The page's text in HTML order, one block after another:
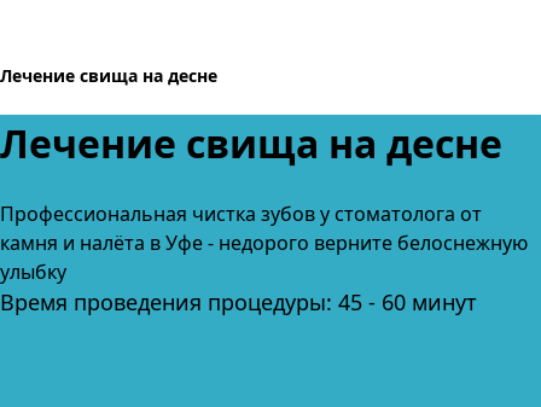
Лечение свища на десне
Лечение свища на десне
Профессиональная чистка зубову стоматолога от
камня и налёта в Уфе- недорого верните белоснежную
улыбку
Время проведения процедуры: 45 - 60 минут